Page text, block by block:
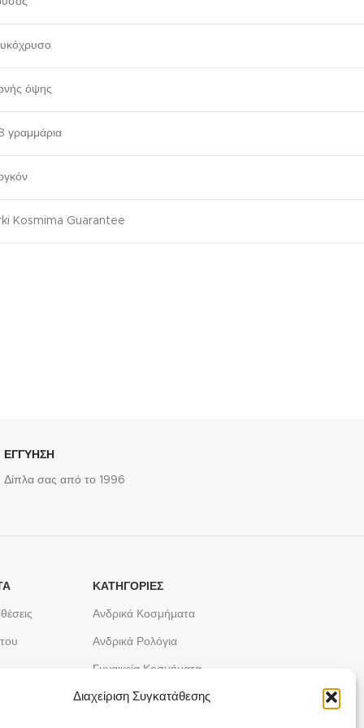
Διαχείριση Συγκατάθεσης
όψης
γραμμάρια
Kosmima Guarantee
ΕΓΓΥΗΣΗ
Δίπλα σας από το 1996
ΚΑΤΗΓΟΡΙΕΣ
Ανδρικά Κοσμήματα
Ανδρικά Ρολόγια
Γυναικεία Κοσμήματα
Γυναικεία Ρολόγια